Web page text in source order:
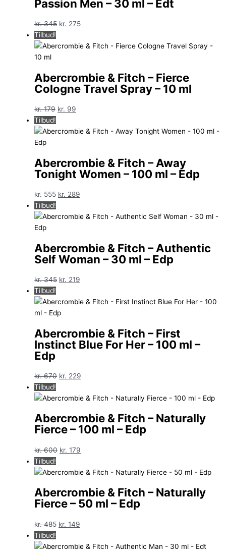
Passion Men – 30 ml – Edt
kr.345 Den
pris
kr. 275Den
pris
Tilbud!
Abercrombie & Fitch – Fierce
Cologne Travel Spray – 10 ml
kr.179 Den
pris
kr. 99
pris
Tilbud!
Abercrombie & Fitch – Away
Tonight Women – 100 ml – Edp
kr.555 Den
pris
kr. 289
pris
Tilbud!
Abercrombie & Fitch – Authentic
Self Woman – 30 ml – Edp
kr.345 Den
pris
var:
kr. 219
pris
Tilbud!
Abercrombie & Fitch – First
Instinct Blue For Her – 100 ml –
Edp
kr.670 Den
pris
kr. 670.
kr. 229
pris
kr. 229.
Tilbud!
Abercrombie & Fitch – Naturally
Fierce – 100 ml – Edp
kr.600 Den
pris
kr. 600.
kr. 179
pris
kr. 179.
Tilbud!
Abercrombie & Fitch – Naturally
Fierce – 50 ml – Edp
kr.485 Den
pris
kr. 149
pris
Tilbud!